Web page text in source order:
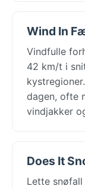
Wind In
Vindfulle
42 km/t i
dagen, ofte
vindjakker
Does It
Lette